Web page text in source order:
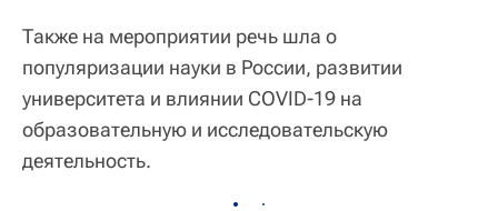
Также на мероприятии речь шла о
популяризации науки в России, развитии
университета и влиянии COVID-19 на
образовательную и исследовательскую
деятельность.